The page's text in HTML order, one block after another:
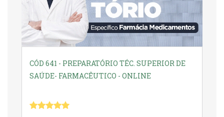
CÓD 641 - PREPARATÓRIO TÉC. SUPERIOR DE
SAÚDE- FARMACÊUTICO - ONLINE